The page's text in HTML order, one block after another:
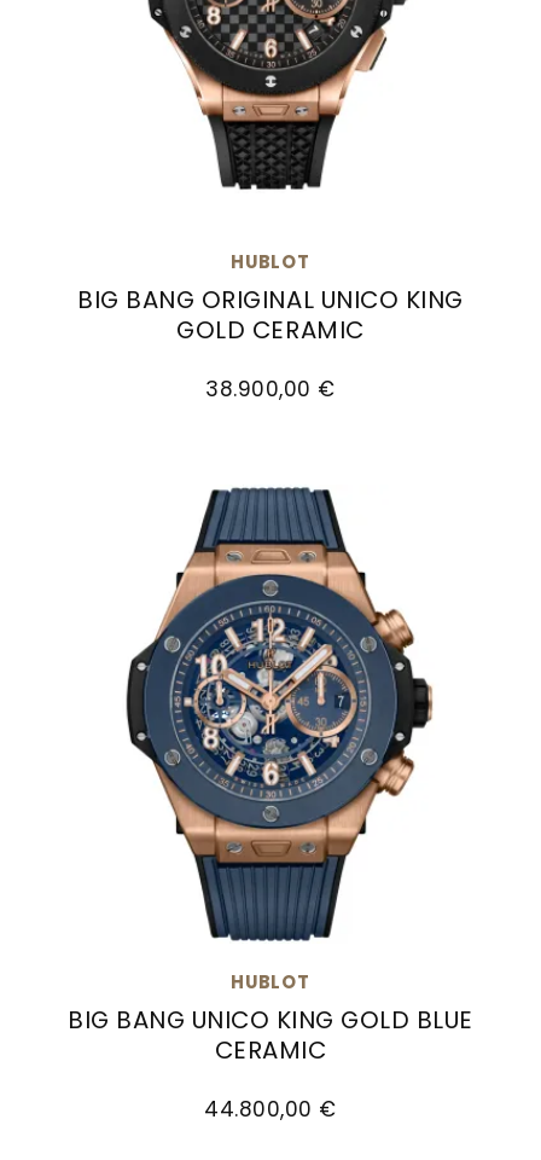
HUBLOT
BIG BANG ORIGINAL UNICO KING
GOLD CERAMIC
38.900,00 €
HUBLOT
BIG BANG UNICO KING GOLD BLUE
CERAMIC
44.800,00 €